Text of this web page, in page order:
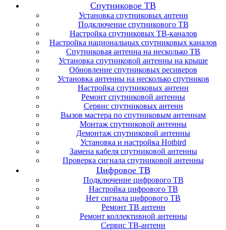
Спутниковое ТВ
Установка спутниковых антенн
Подключение спутникового ТВ
Настройка спутниковых ТВ-каналов
Настройка национальных спутниковых каналов
Спутниковая антенна на несколько ТВ
Установка спутниковой антенны на крыше
Обновление спутниковых ресиверов
Установка антенны на несколько спутников
Настройка спутниковых антенн
Ремонт спутниковой антенны
Сервис спутниковых антенн
Вызов мастера по спутниковым антеннам
Монтаж спутниковой антенны
Демонтаж спутниковой антенны
Установка и настройка Hotbird
Замена кабеля спутниковой антенны
Проверка сигнала спутниковой антенны
Цифровое ТВ
Подключение цифрового ТВ
Настройка цифрового ТВ
Нет сигнала цифрового ТВ
Ремонт ТВ антенн
Ремонт коллективной антенны
Сервис ТВ-антенн